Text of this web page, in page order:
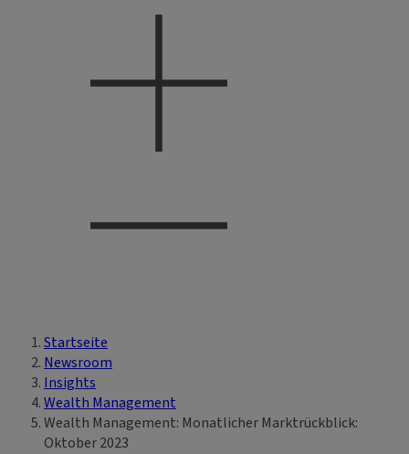
Sie sind hier
Startseite
Newsroom
Insights
Wealth Management
Wealth Management: Monatlicher Marktrückblick:
Oktober 2023